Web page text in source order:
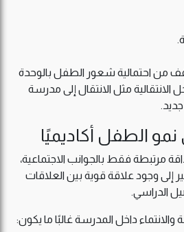
من احتمالية شعور الطفل بالوحدة
الانتقالية مثل الانتقال إلى مدرسة
الطفل أكاديميًا
مرتبطة فقط بالجوانب الاجتماعية،
إلى وجود علاقة قوية بين العلاقات
الدراسي.
داخل المدرسة غالبًا ما يكون: